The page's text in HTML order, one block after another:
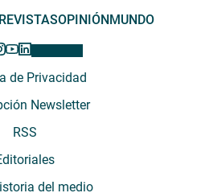
OPINIÓN MUNDO
de Privacidad
Newsletter
RSS
del medio